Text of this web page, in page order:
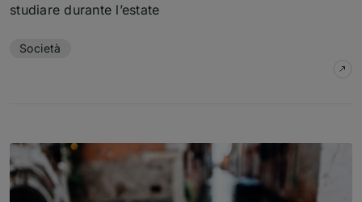
studiare durante l’estate
Società
su